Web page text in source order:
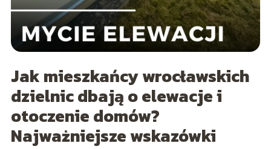
Jak mieszkańcy wrocławskich
dzielnic dbają o elewacje i
otoczenie domów?
Najważniejsze wskazówki